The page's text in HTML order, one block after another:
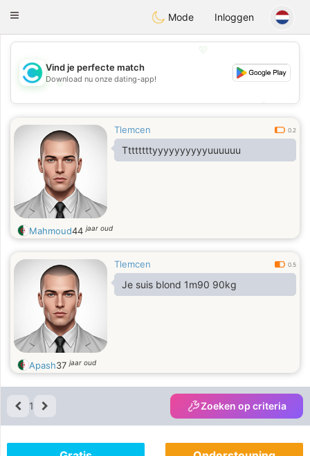
olombiaCitas
Toggle
Mode Inloggen
💖
💕
Vind je perfecte match
Download nu onze dating-app!
Tlemcen 0.2
Ttttttttyyyyyyyyyyuuuuuu
Mahmoud44jaar oud
Tlemcen 0.5
Je suis blond 1m90 90kg
Apash37jaar oud
1 Zoeken op criteria